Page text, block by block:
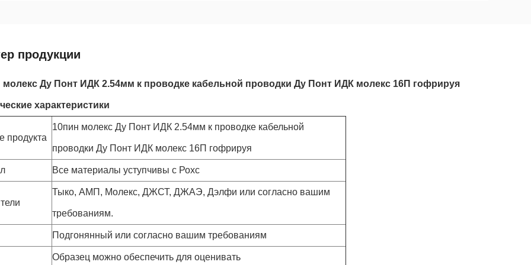
продукции
молекс Ду Понт ИДК 2.54мм к проводке кабельной проводки Ду Понт ИДК молекс 16П гофрируя
характеристики
продукта
10пин молекс Ду Понт ИДК 2.54мм к проводке кабельной
проводки Ду Понт ИДК молекс 16П гофрируя
Все материалы уступчивы с Рохс
Тыко, АМП, Молекс, ДЖСТ, ДЖАЭ, Дэлфи или согласно вашим
требованиям.
Подгонянный или согласно вашим требованиям
Образец можно обеспечить для оценивать